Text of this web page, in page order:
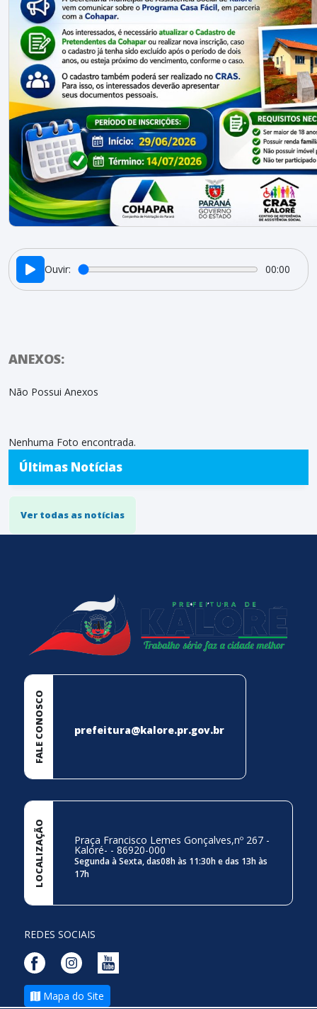
Ouvir: 00:00
ANEXOS:
Não Possui Anexos
Nenhuma Foto encontrada.
Últimas Notícias
Ver todas as notícias
FALE CONOSCO prefeitura@kalore.pr.gov.br
LOCALIZAÇÃO Praça Francisco Lemes Gonçalves,nº 267 -
Kaloré- - 86920-000
Segunda à Sexta, das08h às 11:30h e das 13h às
17h
REDES SOCIAIS
Mapa do Site